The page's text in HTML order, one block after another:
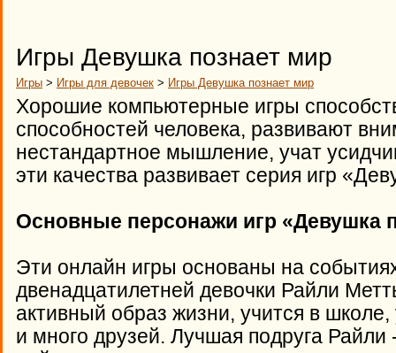
Игры Девушка познает мир
Игры > Игры для девочек > Игры Девушка познает мир
Хорошие компьютерные игры
способностей человека, развивают
нестандартное мышление, учат
эти качества развивает серия игр
Основные персонажи игр «Девушка
Эти онлайн игры основаны на
двенадцатилетней девочки Райли
активный образ жизни, учится в
и много друзей. Лучшая подруга